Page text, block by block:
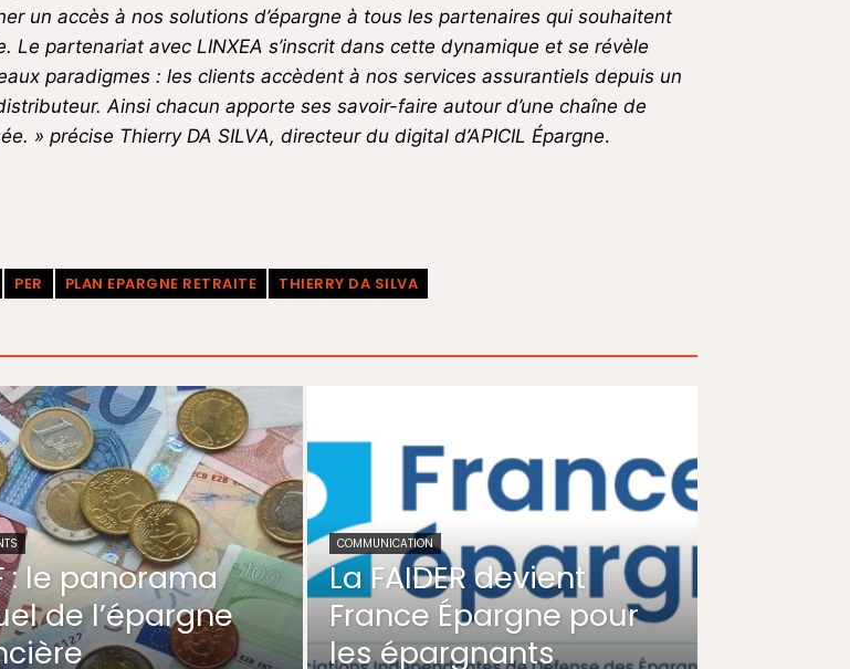
un accès à nos solutions d’épargne à tous les partenaires qui souhaitent
partenariat avec LINXEA s’inscrit dans cette dynamique et se révèle
paradigmes : les clients accèdent à nos services assurantiels depuis un
Ainsi chacun apporte ses savoir-faire autour d’une chaîne de
» précise Thierry DA SILVA, directeur du digital d’APICIL Épargne.
PER PLAN EPARGNE RETRAITE THIERRY DA SILVA
: le panorama
de l’épargne
COMMUNICATION
La FAIDER devient
France Épargne pour
les épargnants